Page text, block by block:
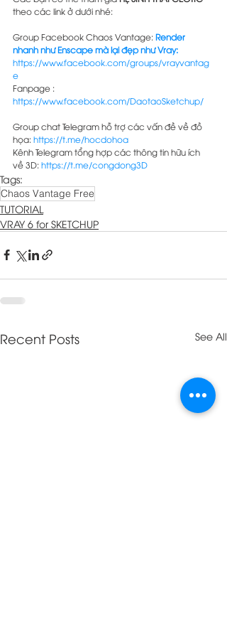
theo các link ở dưới nhé:
Group Facebook Chaos Vantage: Render
nhanh như Enscape mà lại đẹp như Vray:
https://www.facebook.com/groups/vrayvantag
e
Fanpage :
https://www.facebook.com/DaotaoSketchup/
Group chat Telegram hỗ trợ các vấn đề về đồ
họa: https://t.me/hocdohoa
Kênh Telegram tổng hợp các thông tin hữu ích
về 3D: https://t.me/congdong3D
Tags:
Chaos Vantage Free
TUTORIAL
VRAY 6 for SKETCHUP
Recent Posts See All